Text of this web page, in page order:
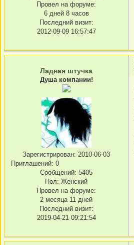
Провел на форуме:
6 дней 8 часов
Последний визит:
2012-09-09 16:57:47
Ладная штучка
Душа компании!
Зарегистрирован: 2010-06-03
Приглашений: 0
Сообщений: 5405
Пол: Женский
Провел на форуме:
2 месяца 11 дней
Последний визит:
2019-04-21 09:21:54